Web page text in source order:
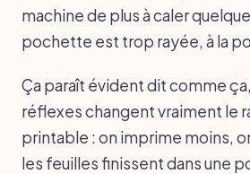
machine de plus à caler
pochette est trop rayée, à la
Ça paraît évident dit comme
réflexes changent vraiment le
printable : on imprime moins,
les feuilles finissent dans une